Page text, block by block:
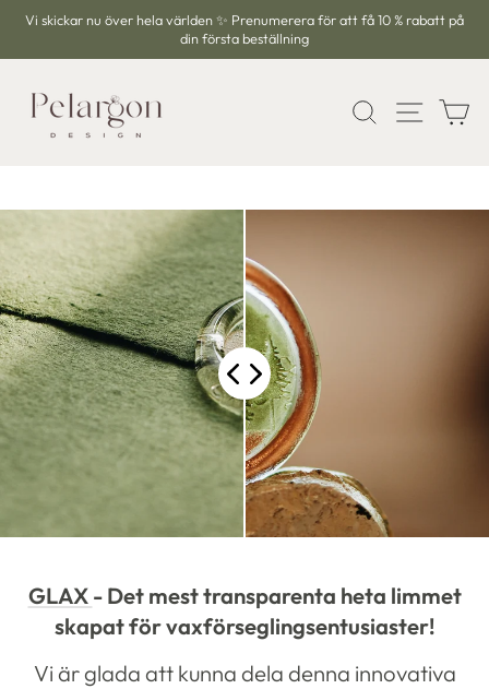
Hoppa
innehållet
Pausa
Vi skickar nu över hela världen ✨ Prenumerera för att få 10 % rabatt på
din första beställning
SÖK
GLAX - Det mest transparenta heta limmet
skapat för vaxförseglingsentusiaster!
Vi är glada att kunna dela denna innovativa